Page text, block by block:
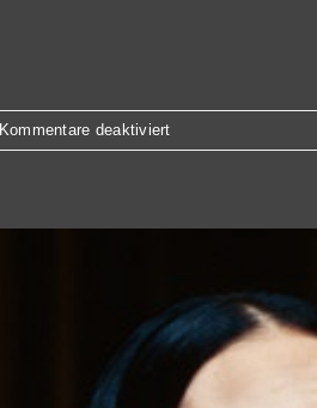
Kommentare deaktiviertfür
Emilia